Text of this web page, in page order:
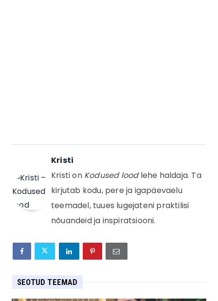
Kristi
Kristi on Kodused loodlehe haldaja. Ta
kirjutab kodu, pere ja igapäevaelu
teemadel, tuues lugejateni praktilisi
nõuandeid ja inspiratsiooni.
SEOTUD TEEMAD